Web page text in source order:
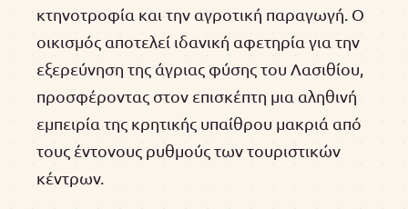
κτηνοτροφία και την αγροτική παραγωγή. Ο
οικισμός αποτελεί ιδανική αφετηρία για την
εξερεύνηση της άγριας φύσης του Λασιθίου,
προσφέροντας στον επισκέπτη μια αληθινή
εμπειρία της κρητικής υπαίθρου μακριά από
τους έντονους ρυθμούς των τουριστικών
κέντρων.